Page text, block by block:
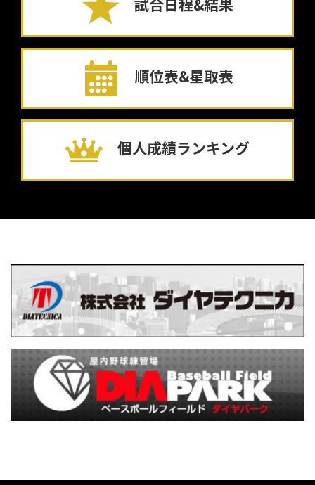
試合日程&結果
順位表&星取表
個人成績ランキング